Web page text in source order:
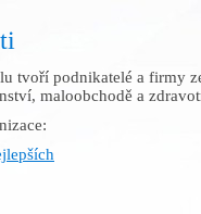
tvoří podnikatelé a firmy
maloobchodě a